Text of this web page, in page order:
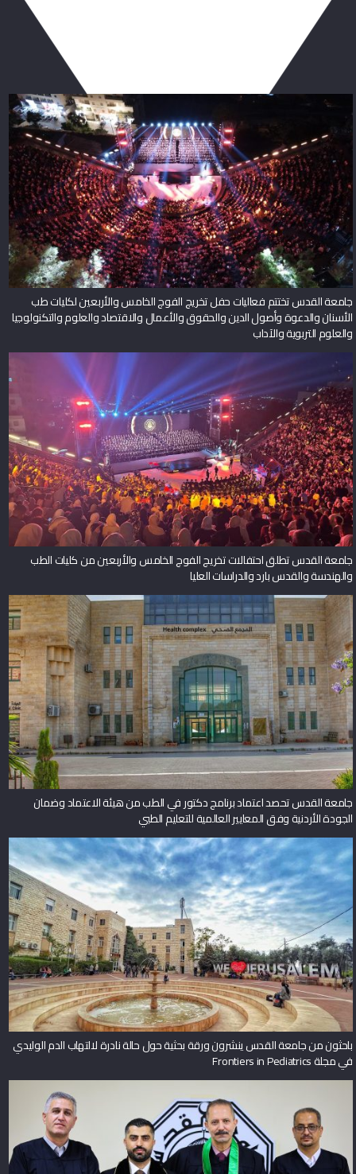
جامعة القدس تختتم فعاليات حفل تخريج الفوج الخامس والأربعين لكليات طب
الأسنان والدعوة وأصول الدين والحقوق والأعمال والاقتصاد والعلوم والتكنولوجيا
والعلوم التربوية والآداب
جامعة القدس تطلق احتفالات تخريج الفوج الخامس والأربعين من كليات الطب
والهندسة والقدس بارد والدراسات العليا
جامعة القدس تحصد اعتماد برنامج دكتور في الطب من هيئة الاعتماد وضمان
الجودة الأردنية وفق المعايير العالمية للتعليم الطبي
باحثون من جامعة القدس ينشرون ورقة بحثية حول حالة نادرة لالتهاب الدم الوليدي
في مجلة Frontiers in Pediatrics